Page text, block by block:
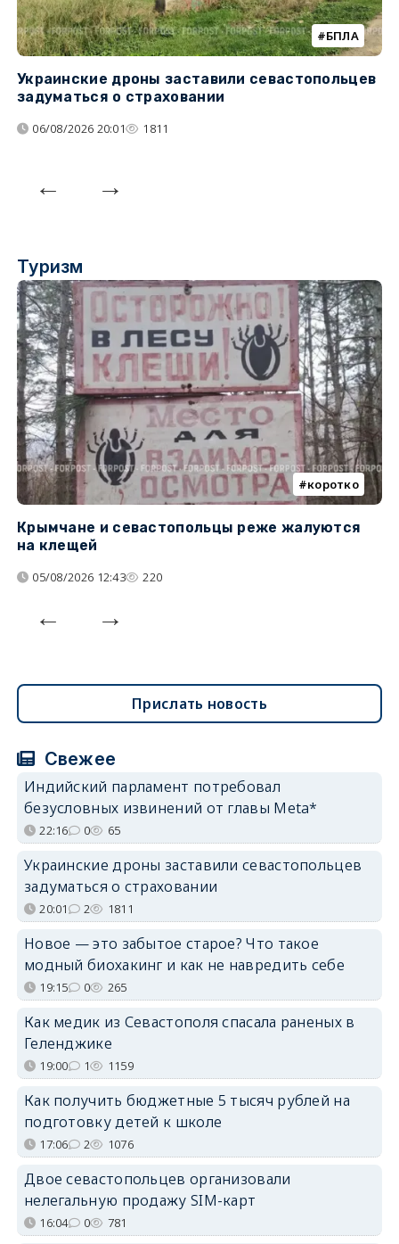
БПЛА
Украинские дроны заставили севастопольцев
задуматься о страховании
06/08/2026 20:01 1811
Туризм
коротко
Крымчане и севастопольцы реже жалуются
на клещей
05/08/2026 12:43 220
Прислать новость
Свежее
Индийский парламент потребовал
безусловных извинений от главы Meta*
22:16 0 65
Украинские дроны заставили севастопольцев
задуматься о страховании
20:01 2 1811
Новое — это забытое старое? Что такое
модный биохакинг и как не навредить себе
19:15 0 265
Как медик из Севастополя спасала раненых в
Геленджике
19:00 1 1159
Как получить бюджетные 5 тысяч рублей на
подготовку детей к школе
17:06 2 1076
Двое севастопольцев организовали
нелегальную продажу SIM-карт
16:04 0 781